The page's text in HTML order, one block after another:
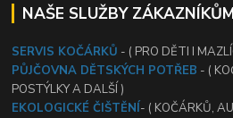
NAŠE SLUŽBY
SERVIS KOČÁRKŮ - ( PRO DĚTI I
PŮJČOVNA DĚTSKÝCH POTŘEB - (
POSTÝLKY A DALŠÍ )
EKOLOGICKÉ ČIŠTĚNÍ- ( KOČÁRKŮ,